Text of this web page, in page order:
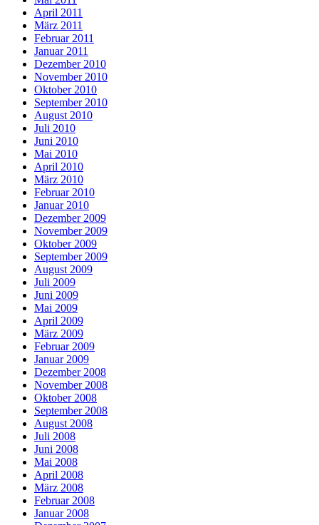
April 2011
März 2011
Februar 2011
Januar 2011
Dezember 2010
November 2010
Oktober 2010
September 2010
August 2010
Juli 2010
Juni 2010
Mai 2010
April 2010
März 2010
Februar 2010
Januar 2010
Dezember 2009
November 2009
Oktober 2009
September 2009
August 2009
Juli 2009
Juni 2009
Mai 2009
April 2009
März 2009
Februar 2009
Januar 2009
Dezember 2008
November 2008
Oktober 2008
September 2008
August 2008
Juli 2008
Juni 2008
Mai 2008
April 2008
März 2008
Februar 2008
Januar 2008